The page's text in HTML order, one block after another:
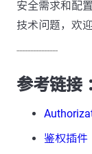
安全需求和配
技术问题，欢
---------------
参考链接
鉴权插件